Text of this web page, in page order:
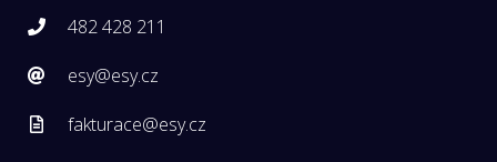
482 428 211
esy@esy.cz
fakturace@esy.cz